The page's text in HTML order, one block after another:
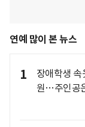
연예 많이 본 뉴스
1
장애학생
원…주인공